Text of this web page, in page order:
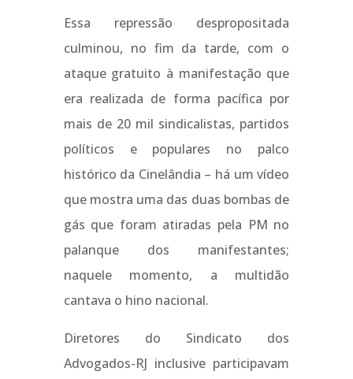
Essa repressão despropositada
culminou, no fim da tarde, com o
ataque gratuito à manifestação que
era realizada de forma pacífica por
mais de 20 mil sindicalistas, partidos
políticos e populares no palco
histórico da Cinelândia – há um vídeo
que mostra uma das duas bombas de
gás que foram atiradas pela PM no
palanque dos manifestantes;
naquele momento, a multidão
cantava o hino nacional.
Diretores do Sindicato dos
Advogados-RJ inclusive participavam